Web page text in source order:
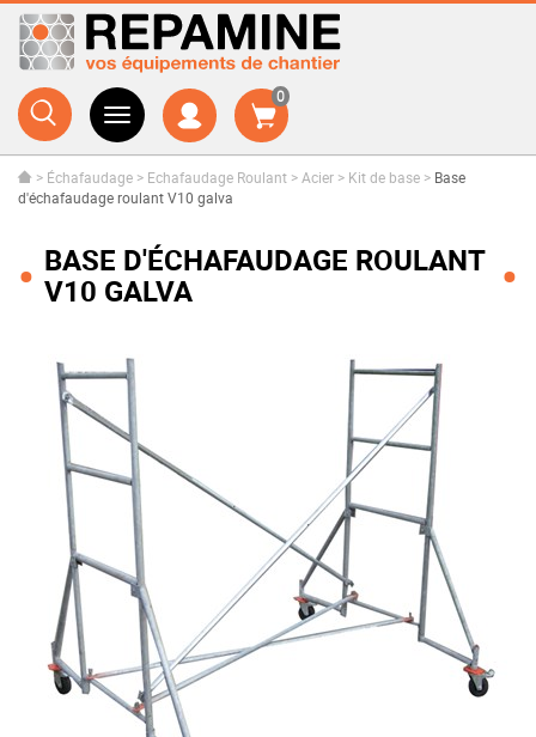
0
> Échafaudage > Echafaudage Roulant > Acier > Kit de base > Base
d'échafaudage roulant V10 galva
BASE D'ÉCHAFAUDAGE ROULANT
V10 GALVA